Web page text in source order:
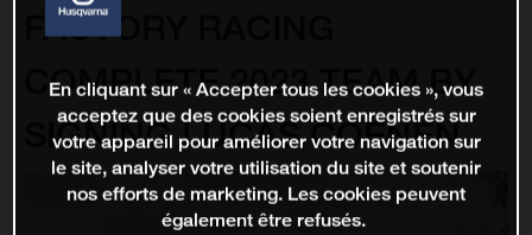
FACTORY RACING
COMPLETE 2023 TEAM BY
SIGNING LUCAS COENEN
En cliquant sur « Accepter tous les cookies », vous
acceptez que des cookies soient enregistrés sur
votre appareil pour améliorer votre navigation sur
le site, analyser votre utilisation du site et soutenir
nos efforts de marketing. Les cookies peuvent
également être refusés.